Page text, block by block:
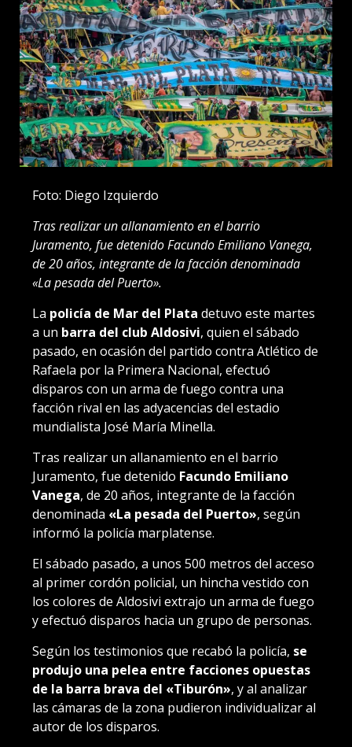
Foto: Diego Izquierdo
Tras realizar un allanamiento en el barrio
Juramento, fue detenido Facundo Emiliano Vanega,
de 20 años, integrante de la facción denominada
«La pesada del Puerto».
La policía de Mar del Plata detuvo este martes
a un barra del club Aldosivi, quien el sábado
pasado, en ocasión del partido contra Atlético de
Rafaela por la Primera Nacional, efectuó
disparos con un arma de fuego contra una
facción rival en las adyacencias del estadio
mundialista José María Minella.
Tras realizar un allanamiento en el barrio
Juramento, fue detenido Facundo Emiliano
Vanega, de 20 años, integrante de la facción
denominada «La pesada del Puerto», según
informó la policía marplatense.
El sábado pasado, a unos 500 metros del acceso
al primer cordón policial, un hincha vestido con
los colores de Aldosivi extrajo un arma de fuego
y efectuó disparos hacia un grupo de personas.
Según los testimonios que recabó la policía, se
produjo una pelea entre facciones opuestas
de la barra brava del «Tiburón», y al analizar
las cámaras de la zona pudieron individualizar al
autor de los disparos.